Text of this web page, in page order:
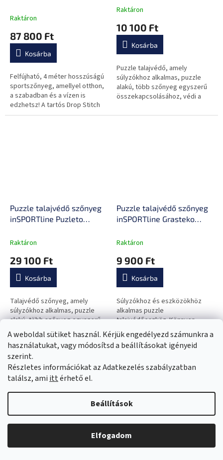
A weboldal sütiket használ. Kérjük engedélyezd számunkra a
használatukat, vagy módosítsd a beállításokat igényeid
szerint.
Részletes információkat az Adatkezelés szabályzatban
találsz, ami ittérhető el.
Beállítások
Elfogadom
teherbírás,DropStitch
és szállítótáska
Raktáron
87 800 Ft
Kosárba
Felfújható, 4 méter hosszúságú
sportszőnyeg, amellyel otthon,
a szabadban és a vízen is
edzhetsz! A tartós Drop Stitch
anyagnak köszönhetően
50x50x1,5 cm
A
átlagos
értékelése
0,0
csillag.
Raktáron
10 100 Ft
Kosárba
Puzzle talajvédő, amely
súlyzókhoz alkalmas, puzzle
alakú, több szőnyeg egyszerű
összekapcsolásához, védi a
a rezgést és a zajt.
Puzzle talajvédő szőnyeg
inSPORTline Puzleto
Raktáron
29 100 Ft
Kosárba
Talajvédő szőnyeg, amely
súlyzókhoz alkalmas, puzzle
alakú, több szőnyeg egyszerű
összekapcsolásához, védi a
padlót a sérülésektől, csillapítja
a rezgést és a zajt.
Puzzle talajvédő szőnyeg
inSPORTline Grasteko
Raktáron
9 900 Ft
Kosárba
Súlyzókhoz és eszközökhöz
alkalmas puzzle
talajvédőeszköz. Könnyen
csatlakoztatható több szőnyeg,
így védi a padlót a sérülésektől,
tompítja a rezgést és a zajt is.
Puzzle talajvédő szőnyeg
Torna szőnyeg